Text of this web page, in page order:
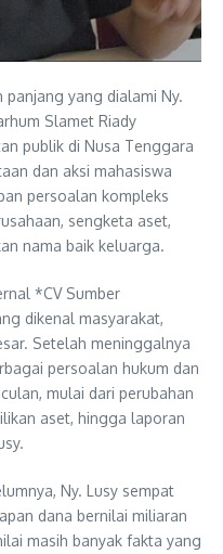
panjang yang dialami Ny.
Slamet Riady
publik di Nusa Tenggara
dan aksi mahasiswa
persoalan kompleks
sengketa aset,
nama baik keluarga.
*CV Sumber
dikenal masyarakat,
Setelah meninggalnya
persoalan hukum dan
mulai dari perubahan
aset, hingga laporan
Ny. Lusy sempat
dana bernilai miliaran
masih banyak fakta yang